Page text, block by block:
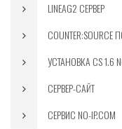
LINEAG2 СЕРВЕР
COUNTER:SOURCE
УСТАНОВКА CS 1.6
СЕРВЕР-САЙТ
СЕРВИС NO-IP.COM